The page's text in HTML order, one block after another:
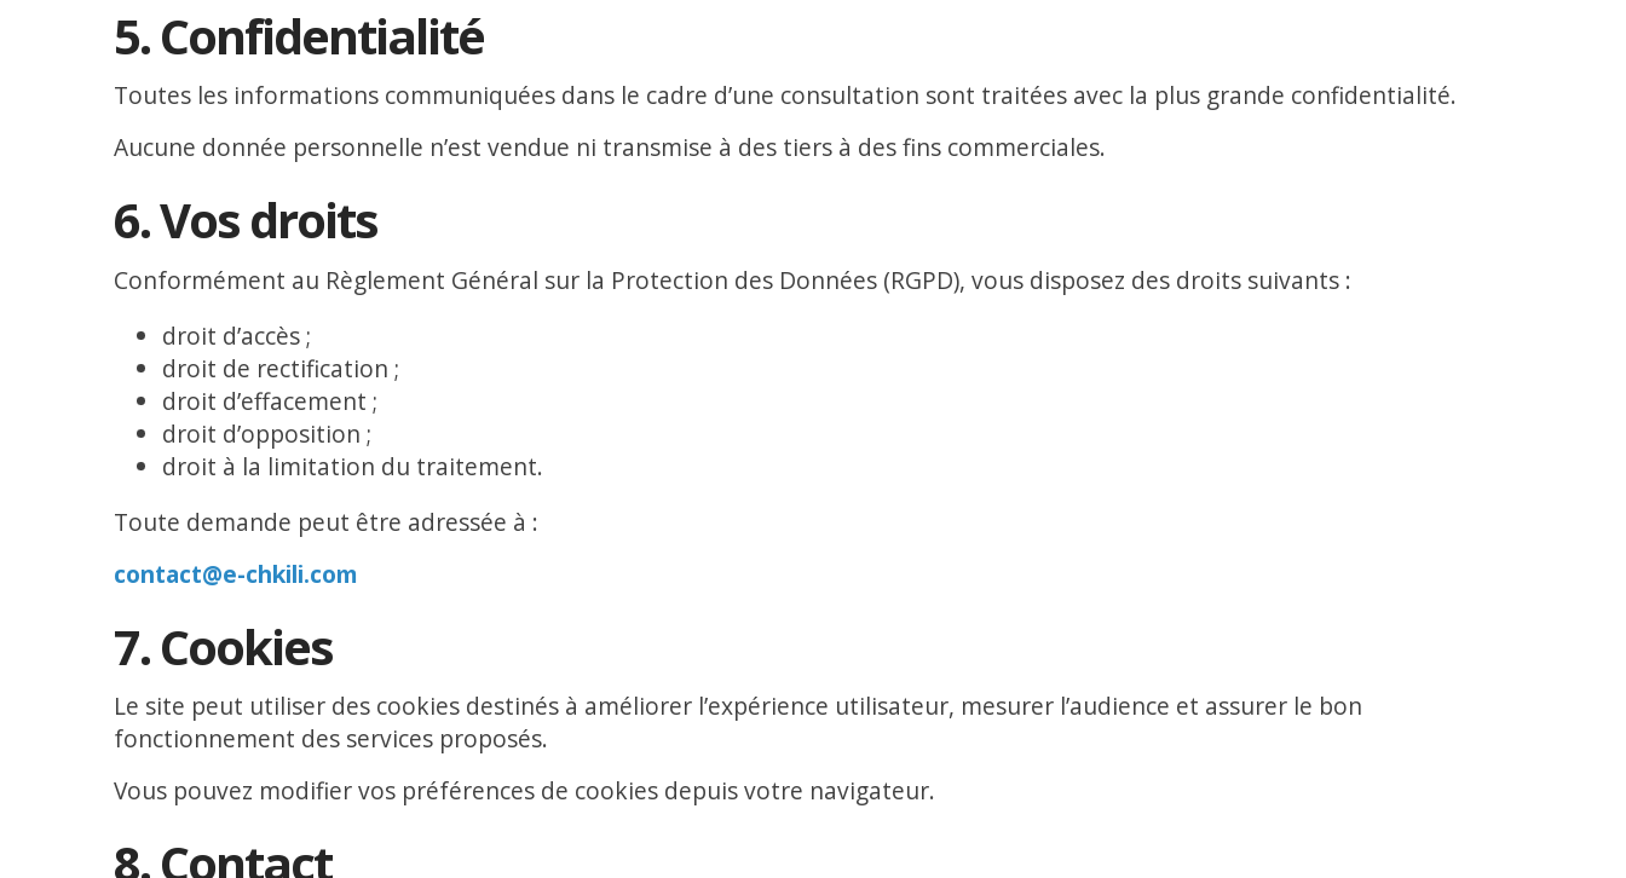
5. Confidentialité
Toutes les informations communiquées dans le cadre d’une consultation sont traitées avec la plus grande confidentialité.
Aucune donnée personnelle n’est vendue ni transmise à des tiers à des fins commerciales.
6. Vos droits
Conformément au Règlement Général sur la Protection des Données (RGPD), vous disposez des droits suivants :
droit d’accès ;
droit de rectification ;
droit d’effacement ;
droit d’opposition ;
droit à la limitation du traitement.
Toute demande peut être adressée à :
contact@e-chkili.com
7. Cookies
Le site peut utiliser des cookies destinés à améliorer l’expérience utilisateur, mesurer l’audience et assurer le bon
fonctionnement des services proposés.
Vous pouvez modifier vos préférences de cookies depuis votre navigateur.
8. Contact